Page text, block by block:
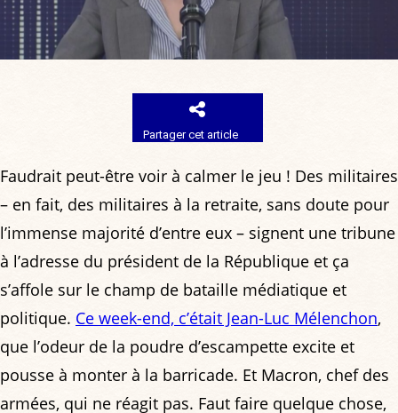
Partager cet article
Faudrait peut-être voir à calmer le jeu ! Des militaires
– en fait, des militaires à la retraite, sans doute pour
l’immense majorité d’entre eux – signent une tribune
à l’adresse du président de la République et ça
s’affole sur le champ de bataille médiatique et
politique. Ce week-end, c’était Jean-Luc Mélenchon,
que l’odeur de la poudre d’escampette excite et
pousse à monter à la barricade. Et Macron, chef des
armées, qui ne réagit pas. Faut faire quelque chose,